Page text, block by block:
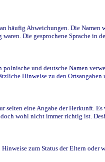
häufig Abweichungen. Die Namen
Die gesprochene Sprache
und deutsche Namen
Hinweise zu den
selten eine Angabe der Herkunft.
wohl nicht immer richtig ist.
zum Status der Eltern oder